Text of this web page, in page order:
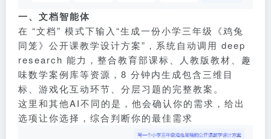
一、文档智能体
在 “文档” 模式下输入 “生成一份小学三年级《鸡兔
同笼》公开课教学设计方案” ，系统自动调用 deep
research 能力，整合教育部课标、人教版教材、趣
味数学案例库等资源，8 分钟内生成包含三维目
标、游戏化互动环节、分层习题的完整教案。
这里和其他AI不同的是，他会确认你的需求，给出
选项让你选择，综合判断你的最佳需求